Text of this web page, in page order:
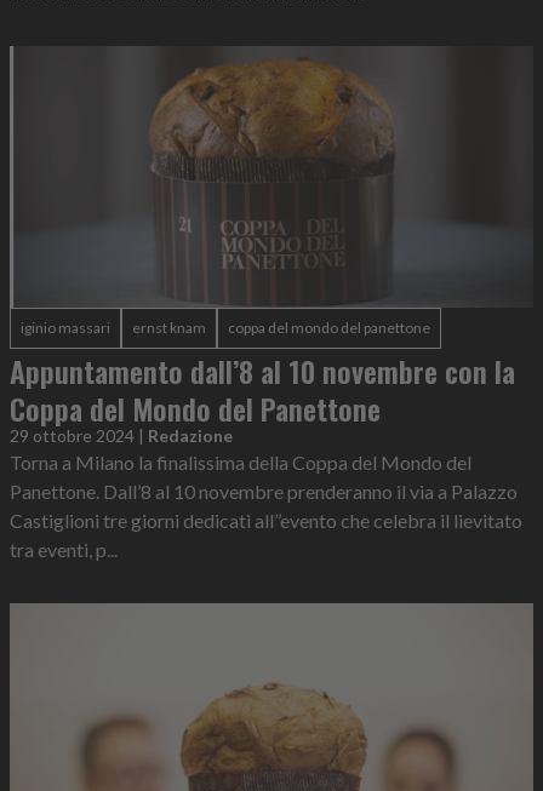
iginio massari ernst knam coppa del mondo del panettone
Appuntamento dall’8 al 10 novembre con la
Coppa del Mondo del Panettone
29 ottobre 2024 | Redazione
Torna a Milano la finalissima della Coppa del Mondo del
Panettone. Dall’8 al 10 novembre prenderanno il via a Palazzo
Castiglioni tre giorni dedicati all’’evento che celebra il lievitato
tra eventi, p...